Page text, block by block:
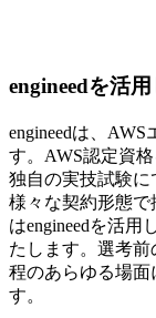
engineedを活
engineedは、
す。AWS認定資
独自の実技試験
様々な契約形態で
はengineedを活用
たします。選考
程のあらゆる場面
す。